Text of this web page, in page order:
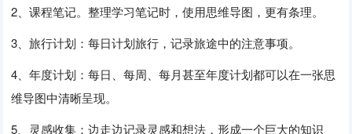
2、课程笔记。整理学习笔记时，使用思维导图，更有条理。
3、旅行计划：每日计划旅行，记录旅途中的注意事项。
4、年度计划：每日、每周、每月甚至年度计划都可以在一张思
维导图中清晰呈现。
5、灵感收集：边走边记录灵感和想法，形成一个巨大的知识